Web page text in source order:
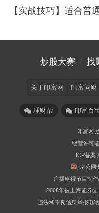
炒股大赛 / 找
关于叩富网 叩富问财
理财帮 叩富百
叩富网
经营许可
ICP备案
京公网
广播电视节目制
2008年被上海证券
违法和不良信息举报电